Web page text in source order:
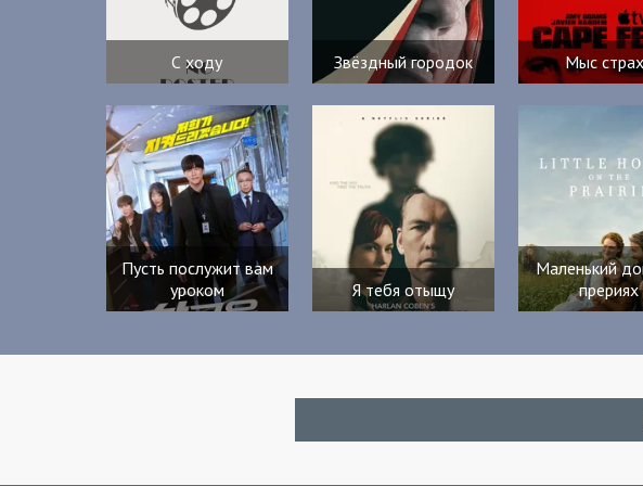
С ходу Звёздный городок Мыс
Пусть послужит вам
уроком
Я тебя отыщу
Маленький
прериях